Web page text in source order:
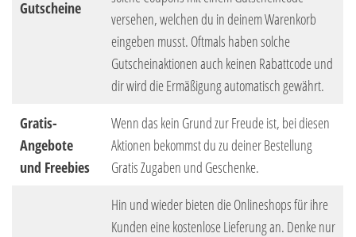
Gutscheine
versehen, welchen du in deinem Warenkorb
eingeben musst. Oftmals haben solche
Gutscheinaktionen auch keinen Rabattcode und
dir wird die Ermäßigung automatisch gewährt.
Gratis-
Angebote
und Freebies
Wenn das kein Grund zur Freude ist, bei diesen
Aktionen bekommst du zu deiner Bestellung
Gratis Zugaben und Geschenke.
Hin und wieder bieten die Onlineshops für ihre
Kunden eine kostenlose Lieferung an. Denke nur